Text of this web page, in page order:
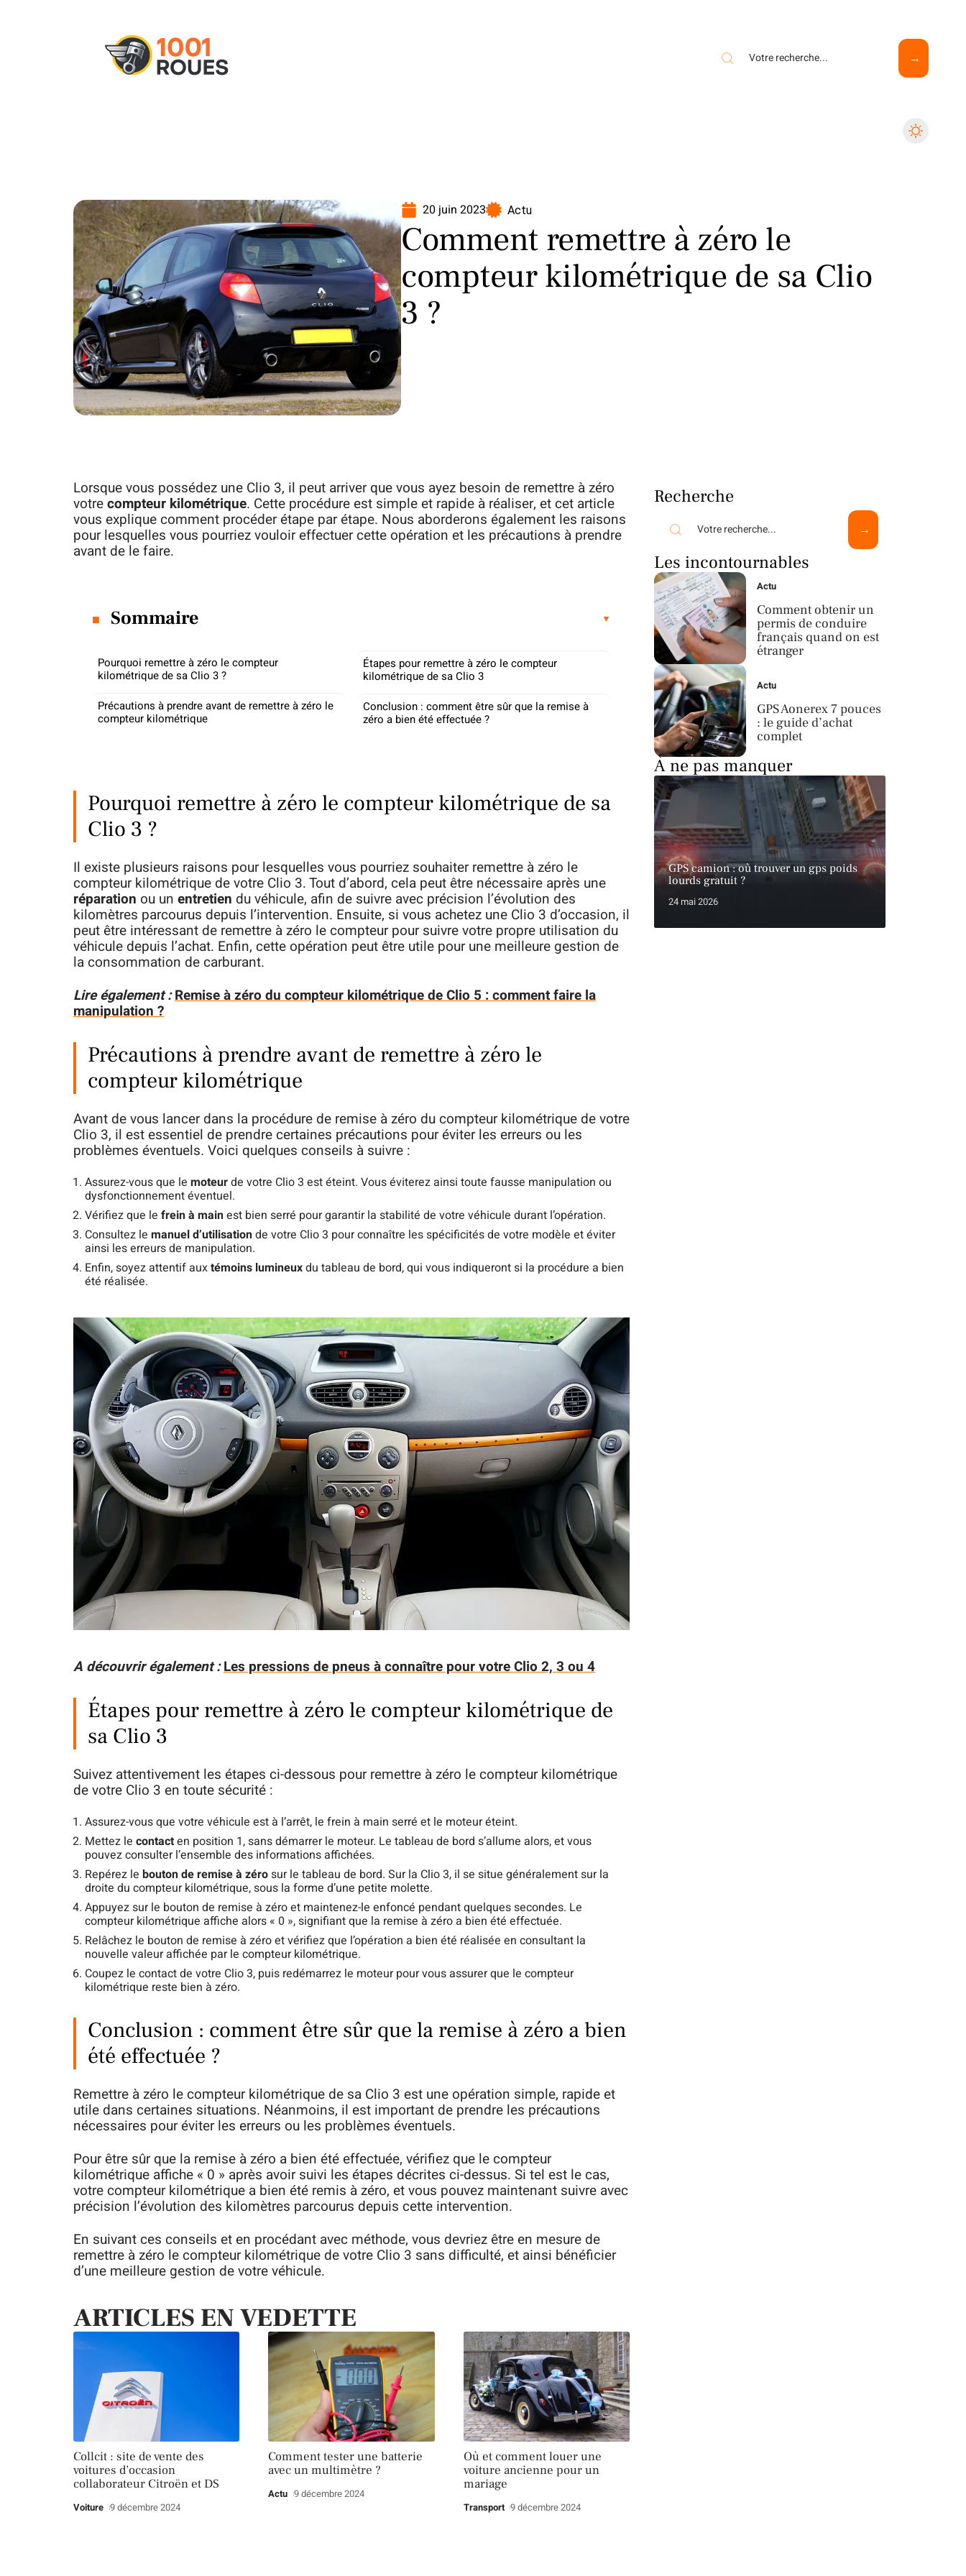
20 juin 2023 Actu
Comment remettre à zéro le
compteur kilométrique de sa Clio
3 ?
Lorsque vous possédez une Clio 3, il peut arriver que vous ayez besoin de remettre à zéro
votrecompteur kilométrique. Cette procédure est simple et rapide à réaliser, et cet article
vous explique comment procéder étape par étape. Nous aborderons également les raisons
pour lesquelles vous pourriez vouloir effectuer cette opération et les précautions à prendre
avant de le faire.
Sommaire
Pourquoi remettre à zéro le compteur
kilométrique de sa Clio 3 ?
Précautions à prendre avant de remettre à zéro le
compteur kilométrique
Étapes pour remettre à zéro le compteur
kilométrique de sa Clio 3
Conclusion : comment être sûr que la remise à
zéro a bien été effectuée ?
Pourquoi remettre à zéro le compteur kilométrique de sa
Clio 3 ?
Il existe plusieurs raisons pour lesquelles vous pourriez souhaiter remettre à zéro le
compteur kilométrique de votre Clio 3. Tout d’abord, cela peut être nécessaire après une
réparation ou un entretien du véhicule, afin de suivre avec précision l’évolution des
kilomètres parcourus depuis l’intervention. Ensuite, si vous achetez une Clio 3 d’occasion, il
peut être intéressant de remettre à zéro le compteur pour suivre votre propre utilisation du
véhicule depuis l’achat. Enfin, cette opération peut être utile pour une meilleure gestion de
la consommation de carburant.
Lire également :Remise à zéro du compteur kilométrique de Clio 5 : comment faire la
manipulation ?
Précautions à prendre avant de remettre à zéro le
compteur kilométrique
Avant de vous lancer dans la procédure de remise à zéro du compteur kilométrique de votre
Clio 3, il est essentiel de prendre certaines précautions pour éviter les erreurs ou les
problèmes éventuels. Voici quelques conseils à suivre :
Assurez-vous que le moteurde votre Clio 3 est éteint. Vous éviterez ainsi toute fausse manipulation ou
dysfonctionnement éventuel.
Vérifiez que le frein à mainest bien serré pour garantir la stabilité de votre véhicule durant l’opération.
Consultez le manuel d’utilisationde votre Clio 3 pour connaître les spécificités de votre modèle et éviter
ainsi les erreurs de manipulation.
Enfin, soyez attentif auxtémoins lumineuxdu tableau de bord, qui vous indiqueront si la procédure a bien
été réalisée.
A découvrir également :Les pressions de pneus à connaître pour votre Clio 2, 3 ou 4
Étapes pour remettre à zéro le compteur kilométrique de
sa Clio 3
Suivez attentivement les étapes ci-dessous pour remettre à zéro le compteur kilométrique
de votre Clio 3 en toute sécurité :
Assurez-vous que votre véhicule est à l’arrêt, le frein à main serré et le moteur éteint.
Mettez le contacten position 1, sans démarrer le moteur. Le tableau de bord s’allume alors, et vous
pouvez consulter l’ensemble des informations affichées.
Repérez le bouton de remise à zérosur le tableau de bord. Sur la Clio 3, il se situe généralement sur la
droite du compteur kilométrique, sous la forme d’une petite molette.
Appuyez sur le bouton de remise à zéro et maintenez-le enfoncé pendant quelques secondes. Le
compteur kilométrique affiche alors « 0 », signifiant que la remise à zéro a bien été effectuée.
Relâchez le bouton de remise à zéro et vérifiez que l’opération a bien été réalisée en consultant la
nouvelle valeur affichée par le compteur kilométrique.
Coupez le contact de votre Clio 3, puis redémarrez le moteur pour vous assurer que le compteur
kilométrique reste bien à zéro.
Conclusion : comment être sûr que la remise à zéro a bien
été effectuée ?
Remettre à zéro le compteur kilométrique de sa Clio 3 est une opération simple, rapide et
utile dans certaines situations. Néanmoins, il est important de prendre les précautions
nécessaires pour éviter les erreurs ou les problèmes éventuels.
Pour être sûr que la remise à zéro a bien été effectuée, vérifiez que le compteur
kilométrique affiche « 0 » après avoir suivi les étapes décrites ci-dessus. Si tel est le cas,
votre compteur kilométrique a bien été remis à zéro, et vous pouvez maintenant suivre avec
précision l’évolution des kilomètres parcourus depuis cette intervention.
En suivant ces conseils et en procédant avec méthode, vous devriez être en mesure de
remettre à zéro le compteur kilométrique de votre Clio 3 sans difficulté, et ainsi bénéficier
d’une meilleure gestion de votre véhicule.
ARTICLES EN VEDETTE
Collcit : site de vente des
voitures d’occasion
collaborateur Citroën et DS
Voiture 9 décembre 2024
Comment tester une batterie
avec un multimètre ?
Actu 9 décembre 2024
Où et comment louer une
voiture ancienne pour un
mariage
Transport 9 décembre 2024
Recherche
Les incontournables
Actu
Comment obtenir un
permis de conduire
français quand on est
étranger
Actu
GPS Aonerex 7 pouces
: le guide d’achat
complet
À ne pas manquer
GPS camion : où trouver un gps poids
lourds gratuit ?
24 mai 2026